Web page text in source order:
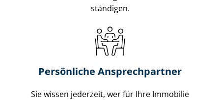
stän­di­gen.
Persönliche Ansprechpartner
Sie wissen jederzeit, wer für Ihre Immobilie